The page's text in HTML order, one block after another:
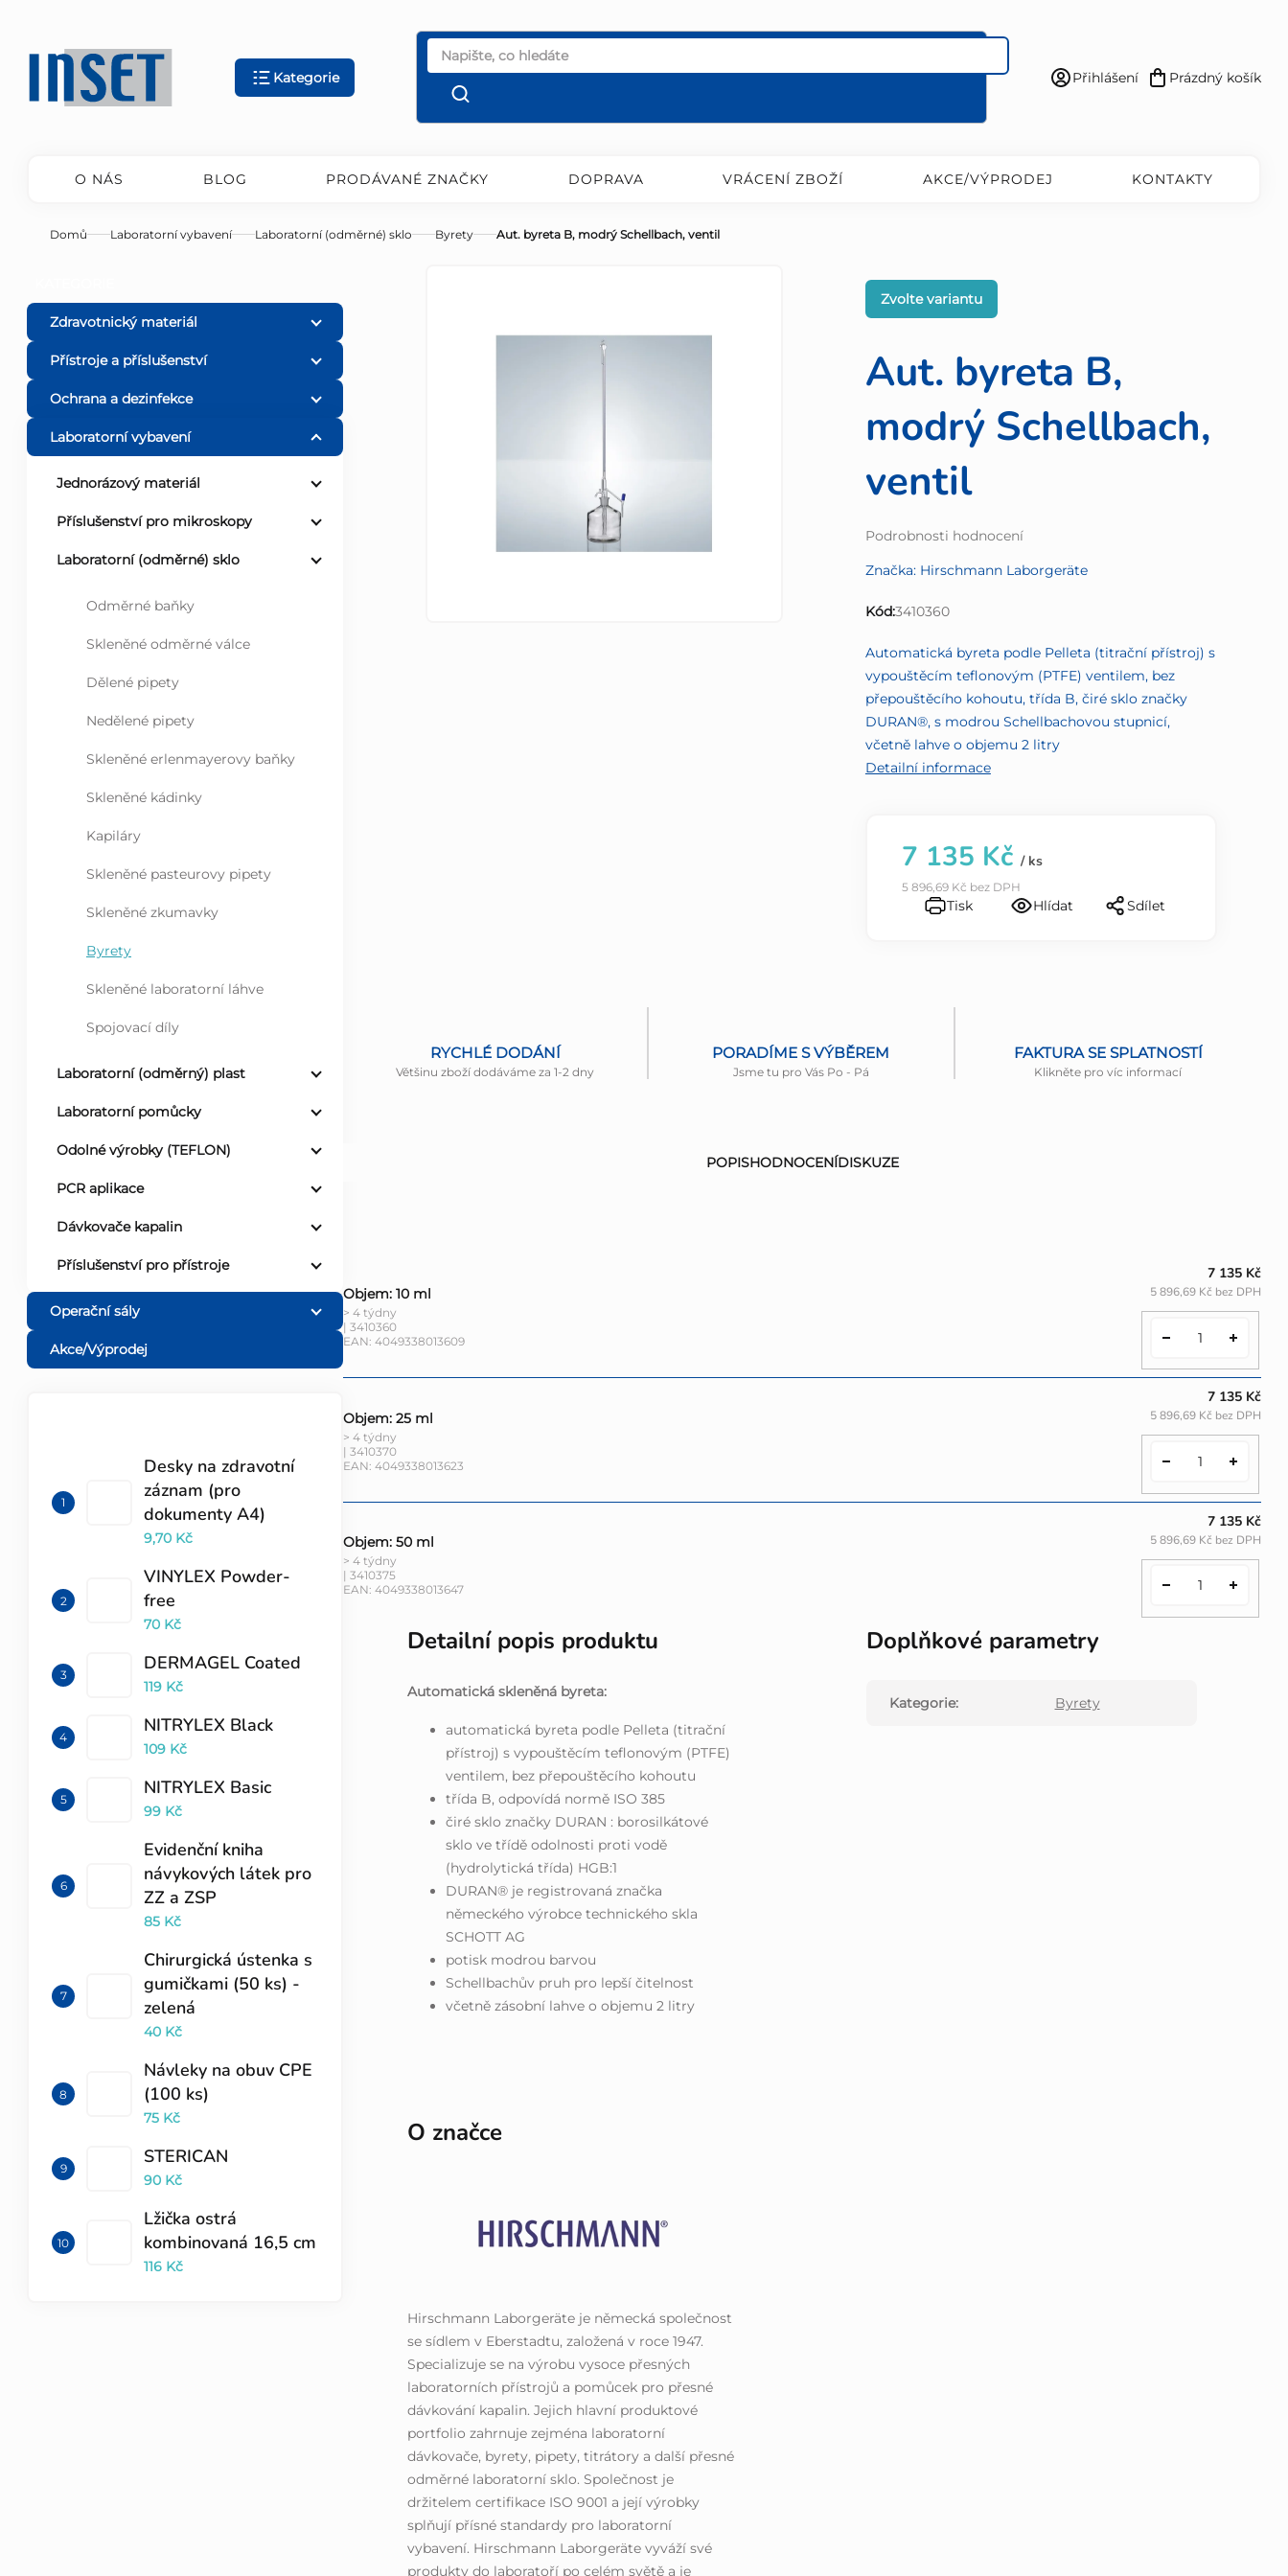
obsah
Kategorie
Přihlášení
Nákupní
Prázdný košík
O NÁS BLOG PRODÁVANÉ ZNAČKY DOPRAVA VRÁCENÍ ZBOŽÍ AKCE/VÝPRODEJ KONTAKTY
Domů Laboratorní vybavení Laboratorní (odměrné) sklo Byrety Aut. byreta B, modrý Schellbach, ventil
o
s
t
Zdravotnický materiál
Přístroje a příslušenství
Ochrana a dezinfekce
Laboratorní vybavení
Jednorázový materiál
Příslušenství pro mikroskopy
Laboratorní (odměrné) sklo
Odměrné baňky
Skleněné odměrné válce
Dělené pipety
Nedělené pipety
Skleněné erlenmayerovy baňky
Skleněné kádinky
Kapiláry
Skleněné pasteurovy pipety
Skleněné zkumavky
Byrety
Skleněné laboratorní láhve
Spojovací díly
Laboratorní (odměrný) plast
Laboratorní pomůcky
Odolné výrobky (TEFLON)
PCR aplikace
Dávkovače kapalin
Příslušenství pro přístroje
Operační sály
Akce/Výprodej
Desky na zdravotní
záznam (pro
dokumenty A4)
9,70 Kč
VINYLEX Powder-
free
70 Kč
DERMAGEL Coated
119 Kč
NITRYLEX Black
109 Kč
NITRYLEX Basic
99 Kč
Evidenční kniha
návykových látek pro
ZZ a ZSP
85 Kč
Chirurgická ústenka s
gumičkami (50 ks) -
zelená
40 Kč
Návleky na obuv CPE
(100 ks)
75 Kč
STERICAN
90 Kč
Lžička ostrá
kombinovaná 16,5 cm
116 Kč
Aut. byreta B,
modrý Schellbach,
ventil
Průměrné
produktu
0,0
hvězdiček.
Podrobnosti hodnocení
Značka: Hirschmann Laborgeräte
Kód:3410360
Zvolte variantu
Automatická byreta podle Pelleta (titrační přístroj) s
vypouštěcím teflonovým (PTFE) ventilem, bez
přepouštěcího kohoutu, třída B, čiré sklo značky
DURAN®, s modrou Schellbachovou stupnicí,
včetně lahve o objemu 2 litry
Detailní informace
7 135 Kč / ks
5 896,69 Kč bez DPH
Tisk Hlídat Sdílet
RYCHLÉ DODÁNÍ
Většinu zboží dodáváme za 1-2 dny
PORADÍME S VÝBĚREM
Jsme tu pro Vás Po - Pá
FAKTURA SE SPLATNOSTÍ
Klikněte pro víc informací
POPISHODNOCENÍDISKUZE
Objem: 10 ml
> 4 týdny
| 3410360
EAN: 4049338013609
7 135 Kč
5 896,69 Kč bez DPH
Objem: 25 ml
> 4 týdny
| 3410370
EAN: 4049338013623
7 135 Kč
5 896,69 Kč bez DPH
Objem: 50 ml
> 4 týdny
| 3410375
EAN: 4049338013647
7 135 Kč
5 896,69 Kč bez DPH
Detailní popis produktu
Automatická skleněná byreta:
automatická byreta podle Pelleta (titrační
přístroj) s vypouštěcím teflonovým (PTFE)
ventilem, bez přepouštěcího kohoutu
třída B, odpovídá normě ISO 385
čiré sklo značky DURAN : borosilkátové
sklo ve třídě odolnosti proti vodě
(hydrolytická třída) HGB:1
DURAN® je registrovaná značka
německého výrobce technického skla
SCHOTT AG
potisk modrou barvou
Schellbachův pruh pro lepší čitelnost
včetně zásobní lahve o objemu 2 litry
O značce
Hirschmann Laborgeräte je německá společnost
se sídlem v Eberstadtu, založená v roce 1947.
Specializuje se na výrobu vysoce přesných
laboratorních přístrojů a pomůcek pro přesné
dávkování kapalin. Jejich hlavní produktové
portfolio zahrnuje zejména laboratorní
dávkovače, byrety, pipety, titrátory a další přesné
odměrné laboratorní sklo. Společnost je
držitelem certifikace ISO 9001 a její výrobky
splňují přísné standardy pro laboratorní
vybavení. Hirschmann Laborgeräte vyváží své
produkty do laboratoří po celém světě a je
Doplňkové parametry
Kategorie: Byrety